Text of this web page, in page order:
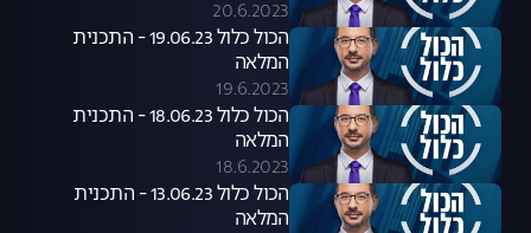
20.6.2023
הכול כלול 19.06.23 - התכנית
המלאה
19.6.2023
הכול כלול 18.06.23 - התכנית
המלאה
18.6.2023
הכול כלול 13.06.23 - התכנית
המלאה